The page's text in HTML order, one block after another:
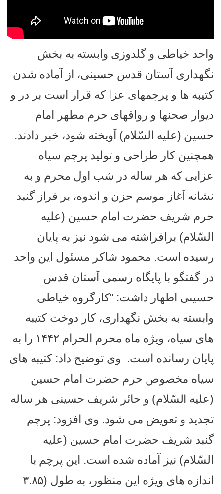
واحد خیاطی و گلدوزی وابسته به بخش
نگهداری آستان قدس حسینی، از آماده شدن
کتیبه‌ ها و پرچمهای عزا که قرار است بر در و
دیوار صحنها و رواقهای حرم مطهر امام
حسین (علیه السّلام) آویخته شود، خبر دادند.
همچنین کار طراحی و تولید پرچم سیاه
عزایی که هر ساله در شب اول محرم و به
نشانه آغاز موسم حزن و اندوه، بر فراز گنبد
حرم شریف حضرت امام حسین (علیه
السّلام) برافراشته می ‌شود نیز به پایان
رسیده است. محمود شاکر مسئول این واحد
در گفتگو با پایگاه رسمی آستان قدس
حسینی اظهار داشت: "کارگروه خیاطی
وابسته به بخش نگهداری، کار دوخت کتیبه
‌های سیاه، ویژه ماه محرم الحرام ۱۴۴۲ را به
پایان رسانده است. وی توضیح داد: کتیبه ‌‌های
سیاه مخصوص حرم حضرت امام حسین
(علیه السّلام) و حائر شریف حسینی هر ساله
تجدید و تعویض می ‌شود. وی افزود: پرچم
گنبد شریف حضرت امام حسین (علیه
السّلام) نیز آماده شده است. این پرچم با
اندازه‌‌ های ویژه این منظور، به طول (۳.۸۵